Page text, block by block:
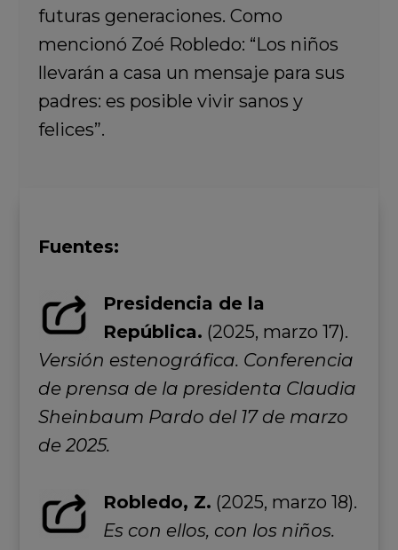
futuras generaciones. Como
mencionó Zoé Robledo: “Los niños
llevarán a casa un mensaje para sus
padres: es posible vivir sanos y
felices”.
Fuentes:
Presidencia de la
República. (2025, marzo 17).
Versión estenográfica. Conferencia
de prensa de la presidenta Claudia
Sheinbaum Pardo del 17 de marzo
de 2025.
Robledo, Z. (2025, marzo 18).
Es con ellos, con los niños.